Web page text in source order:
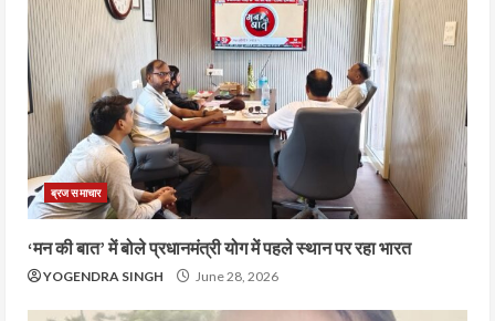
ब्रज समाचार
‘मन की बात’ में बोले प्रधानमंत्री योग में पहले स्थान पर रहा भारत
YOGENDRA SINGH June 28, 2026